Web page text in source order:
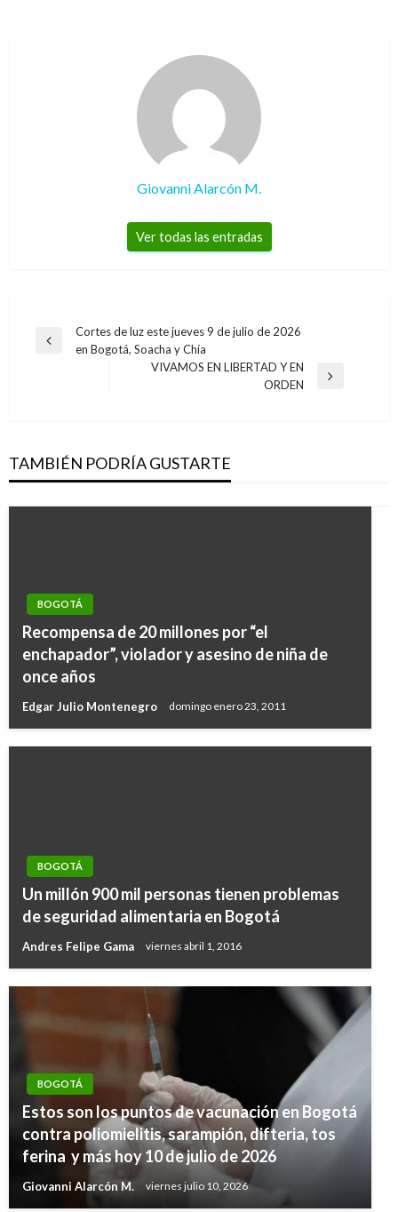
Giovanni Alarcón M.
Ver todas las entradas
Navegación
Entrada
Cortes de luz este jueves 9 de julio de 2026
en Bogotá, Soacha y Chía
VIVAMOS EN LIBERTAD Y EN
ORDEN
TAMBIÉN PODRÍA GUSTARTE
BOGOTÁ
Recompensa de 20 millones por “el
enchapador”, violador y asesino de niña de
once años
Edgar Julio Montenegro domingo enero 23, 2011
BOGOTÁ
Un millón 900 mil personas tienen problemas
de seguridad alimentaria en Bogotá
Andres Felipe Gama viernes abril 1, 2016
BOGOTÁ
Estos son los puntos de vacunación en Bogotá
contra poliomielitis, sarampión, difteria, tos
ferina y más hoy 10 de julio de 2026
Giovanni Alarcón M. viernes julio 10, 2026